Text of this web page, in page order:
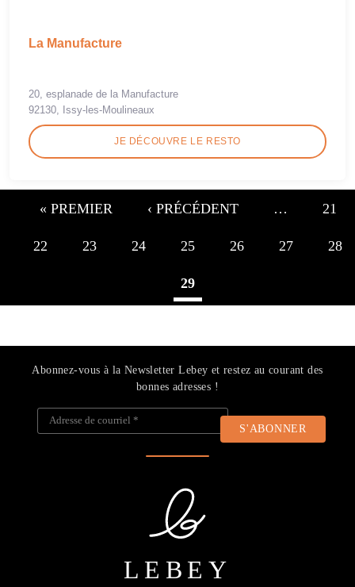
La Manufacture
20, esplanade de la Manufacture
92130, Issy-les-Moulineaux
JE DÉCOUVRE LE RESTO
« PREMIER ‹ PRÉCÉDENT … 21
22 23 24 25 26 27 28
29
Abonnez-vous à la Newsletter Lebey et restez au courant des
bonnes adresses !
Adresse de courriel
LEBEY